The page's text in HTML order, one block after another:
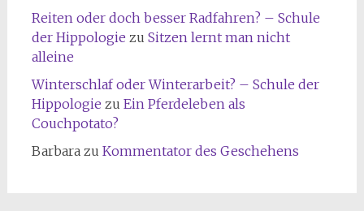
Reiten oder doch besser Radfahren? – Schule
der Hippologie zu Sitzen lernt man nicht
alleine
Winterschlaf oder Winterarbeit? – Schule der
Hippologie zu Ein Pferdeleben als
Couchpotato?
Barbarazu Kommentator des Geschehens